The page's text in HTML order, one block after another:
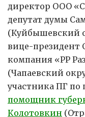
директор ООО
депутат думы
(Куйбышевский
вице-
компания «РР
(Чапаевский
участника ПГ
помощник
Колотовкин